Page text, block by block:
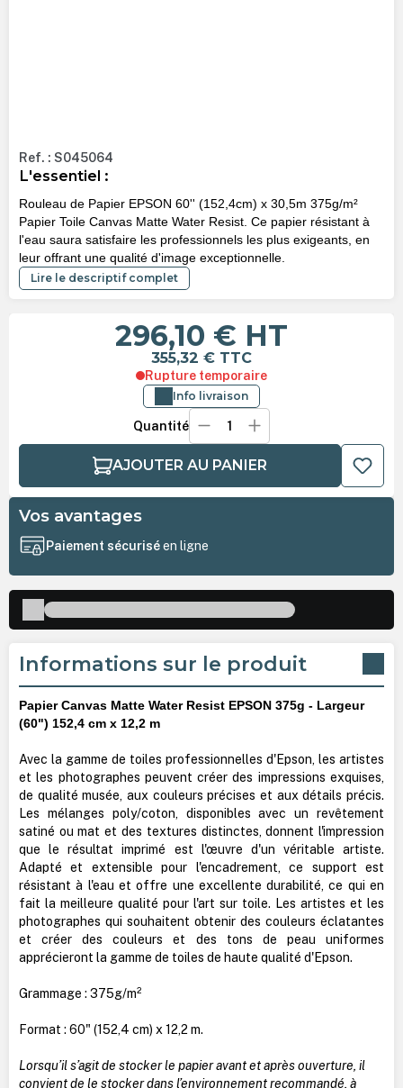
Ref. : S045064
L'essentiel :
Rouleau de Papier EPSON 60'' (152,4cm) x 30,5m 375g/m²
Papier Toile Canvas Matte Water Resist. Ce papier résistant à
l'eau saura satisfaire les professionnels les plus exigeants, en
leur offrant une qualité d'image exceptionnelle.
Lire le descriptif complet
296,10 € HT
355,32 € TTC
Rupture temporaire
Info livraison
Quantité
AJOUTER AU PANIER
Vos avantages
Paiement sécuriséen ligne
Informations sur le produit
Papier Canvas Matte Water Resist EPSON 375g - Largeur
(60") 152,4 cm x 12,2 m
Avec la gamme de toiles professionnelles d'Epson, les artistes
et les photographes peuvent créer des impressions exquises,
de qualité musée, aux couleurs précises et aux détails précis.
Les mélanges poly/coton, disponibles avec un revêtement
satiné ou mat et des textures distinctes, donnent l'impression
que le résultat imprimé est l'œuvre d'un véritable artiste.
Adapté et extensible pour l'encadrement, ce support est
résistant à l'eau et offre une excellente durabilité, ce qui en
fait la meilleure qualité pour l'art sur toile. Les artistes et les
photographes qui souhaitent obtenir des couleurs éclatantes
et créer des couleurs et des tons de peau uniformes
apprécieront la gamme de toiles de haute qualité d'Epson.
Grammage : 375g/m²
Format : 60" (152,4 cm) x 12,2 m.
Lorsqu’il s’agit de stocker le papier avant et après ouverture, il
convient de le stocker dans l’environnement recommandé, à